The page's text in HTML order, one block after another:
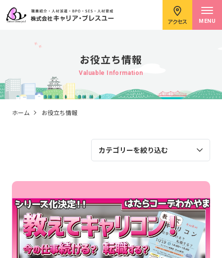
求職者のみなさまへ
イベント情報
強み
アクセス MENU
お役立ち情報
Valuable Information
ホーム お役立ち情報
カテゴリーを絞り込む